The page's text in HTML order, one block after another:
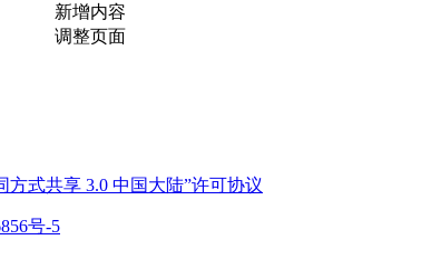
新增内容
调整页面
式共享 3.0 中国大陆”许可协议
号-5